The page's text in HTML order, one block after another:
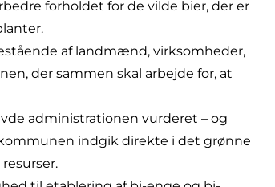
forholdet for de vilde bier, der er
af landmænd, virksomheder,
der sammen skal arbejde for, at
administrationen vurderet – og
indgik direkte i det grønne